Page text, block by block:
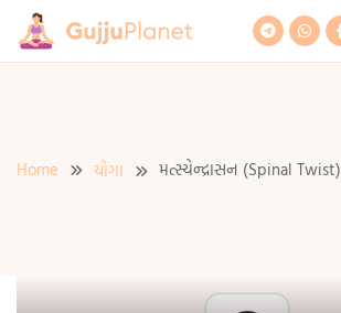
Home યોગા મત્સ્યેન્દ્રાસન (Spinal Twist)